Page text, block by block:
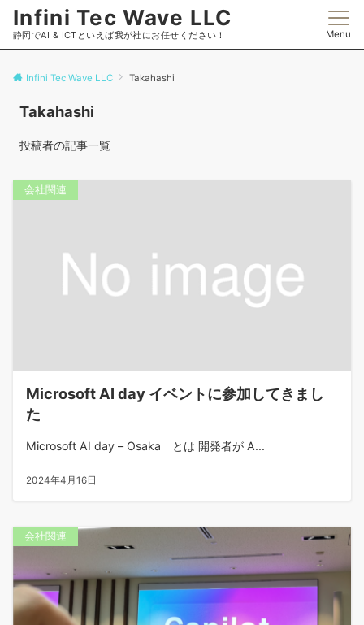
Infini Tec Wave LLC
静岡でAI & ICTといえば我が社にお任せください！ Menu
Infini Tec Wave LLC Takahashi
Takahashi
投稿者の記事一覧
会社関連
Microsoft AI day イベントに参加してきまし
た
Microsoft AI day – Osaka とは 開発者が A...
2024年4月16日
会社関連